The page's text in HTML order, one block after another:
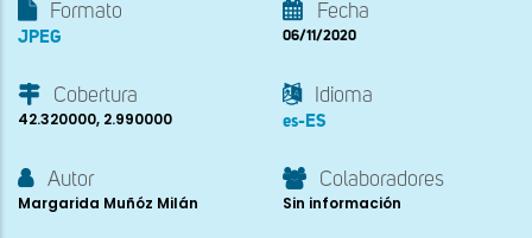
Formato
JPEG
Fecha
06/11/2020
Cobertura
42.320000, 2.990000
Idioma
es-ES
Autor
Margarida Muñóz Milán
Colaboradores
Sin información